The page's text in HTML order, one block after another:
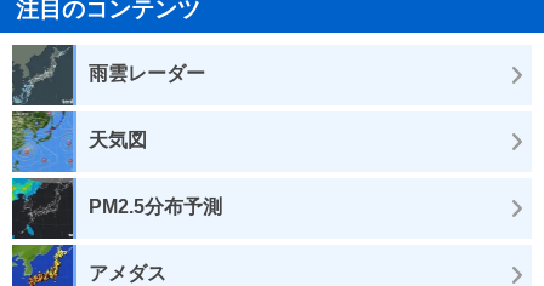
注目のコンテンツ
雨雲レーダー
天気図
PM2.5分布予測
アメダス